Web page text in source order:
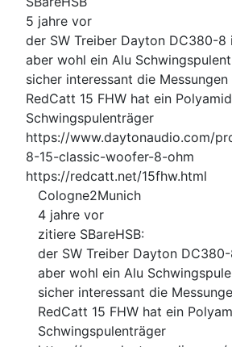
5 jahre vor
der SW Treiber Dayton DC380-8
aber wohl ein Alu
sicher interessant die
RedCatt 15 FHW hat ein
Schwingspulenträger
https://www.daytonaudio.com/
8-15-classic-woofer-8-ohm
https://redcatt.net/15fhw.html
Cologne2Munich
4 jahre vor
zitiere SBareHSB:
der SW Treiber Dayton
aber wohl ein Alu
sicher interessant die
RedCatt 15 FHW hat ein
Schwingspulenträger